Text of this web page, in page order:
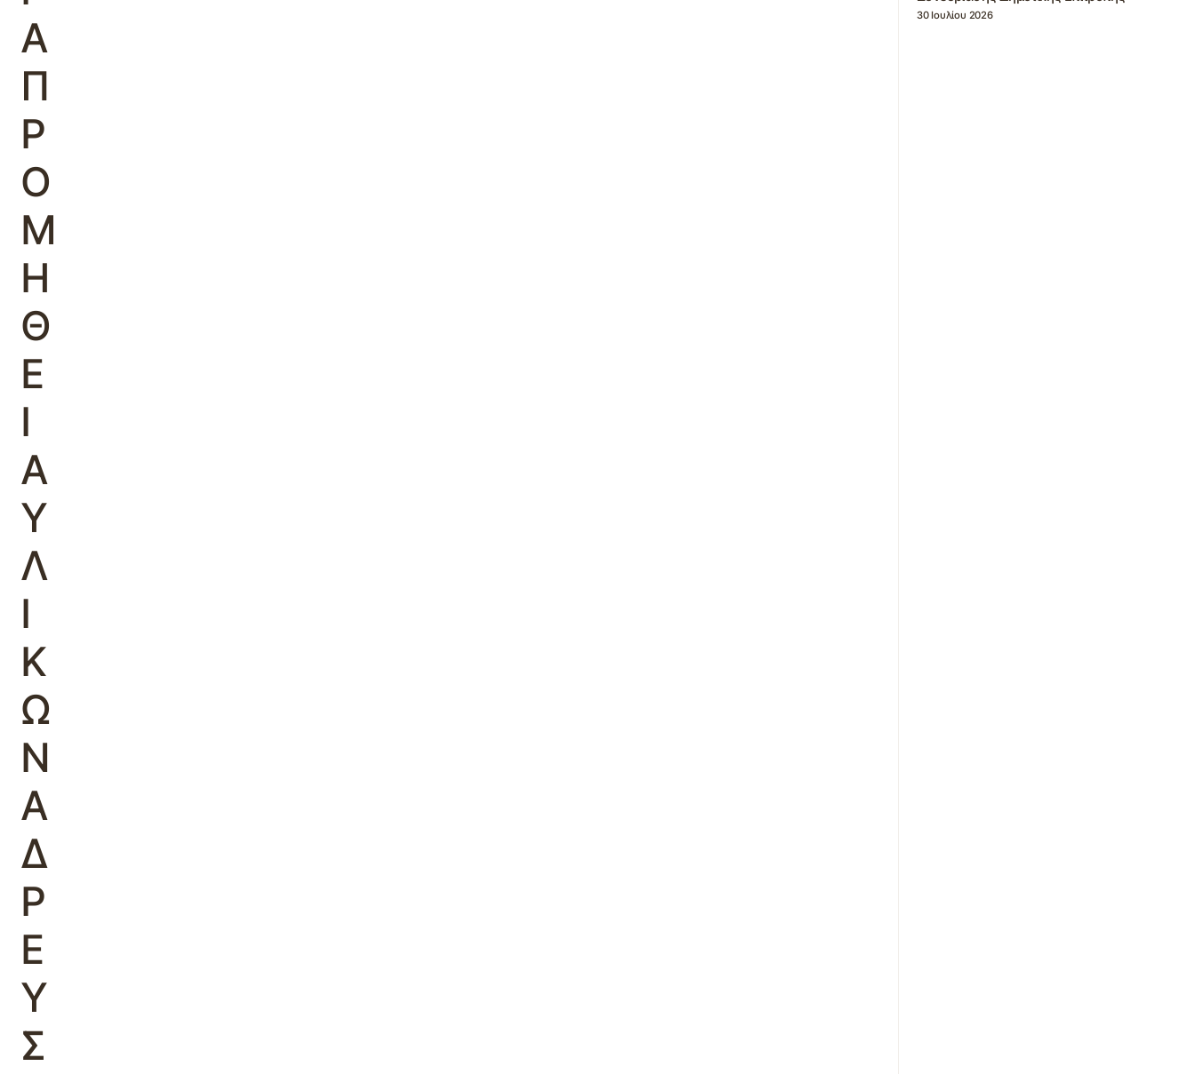
Α
Π
Ρ
Ο
Μ
Η
Θ
Ε
Ι
Α
Υ
Λ
Ι
Κ
Ω
Ν
Α
Δ
Ρ
Ε
Υ
Σ
30 Ιουλίου 2026